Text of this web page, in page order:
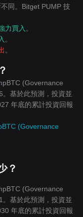
同。Bitget PUMP 技
力買入 。
。
。
(Governance
基於此預測，投資並
年底的累計投資回報
(Governance
？
(Governance
基於此預測，投資並
年底的累計投資回報